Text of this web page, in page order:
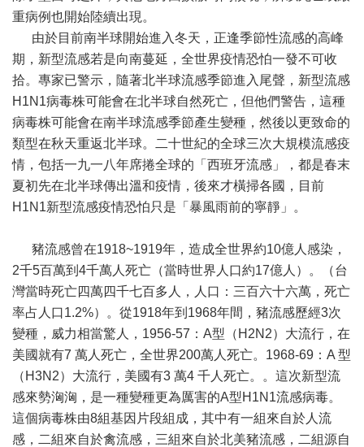
重病例也開始陸續出現。
由於目前南半球開始進入冬天，正逢季節性流感的高峰
期，新型流感若是向南蔓延，全世界疫情恐怕一發不可收
拾。專家已警示，隨著北半球流感季節進入尾聲，新型流感
H1N1病毒株可能會在北半球自然死亡，但他們警告，這種
病毒株可能會在南半球流感季節產生變種，然後以更致命的
類型在秋天重返北半球。二十世紀的全球三次大規模流感疫
情，包括一九一八年席捲全球的「西班牙流感」，都是春末
夏初先在北半球傳出溫和疫情，後來才橫掃各國，目前
H1N1新型流感疫情恐怕只是「暴風雨前的寧靜」。
豬流感曾在1918~1919年，造成全世界約10億人感染，
2千5百萬到4千萬人死亡（當時世界人口約17億人）。（台
灣當時死亡四萬四千七百多人，人口：三百六十六萬，死亡
率占人口1.2%）。從1918年到1968年間，豬流感歷經3次
變種，威力相當驚人，1956-57：A型（H2N2）大流行，在
美國就有7 萬人死亡，全世界200萬人死亡。1968-69：A 型
（H3N2）大流行，美國有3 萬4 千人死亡。。這次新型流
感來勢洶洶，是一種變種更為厲害的A型H1N1流感病毒。
這個病毒株由8組基因片段組成，其中有一組來自於人流
感，二組來自於禽流感，三組來自於北美豬流感，二組源自